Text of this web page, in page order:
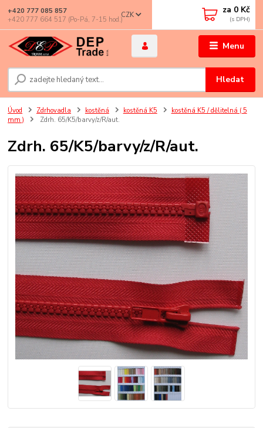
Menu
CZK
Hledat
+420 777 085 857
+420 777 664 517 (Po-Pá, 7-15 hod.)
za 0 Kč
Úvod Zdrhovadla kostěná kostěná K5
kostěná K5 / dělitelná ( 5
mm )
Zdrh. 65/K5/barvy/z/R/aut.
Zdrh. 65/K5/barvy/z/R/aut.